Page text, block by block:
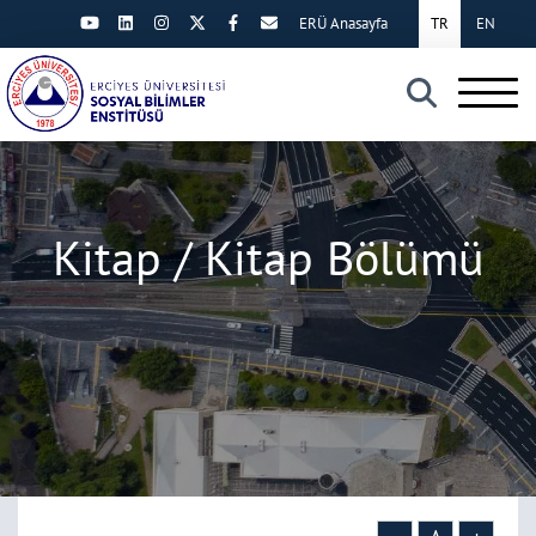
×
TR EN
ERÜ Anasayfa
Kitap / Kitap Bölümü